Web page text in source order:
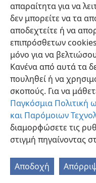
απαραίτητα για να
δεν μπορείτε να τα
αποδεχτείτε ή να
επιπρόσθετων
μόνο για να
Κανένα από αυτά τα
πουληθεί ή να
σκοπούς. Για να
Παγκόσμια Πολιτική
και Παρόμοιων
διαμορφώσετε τις
στιγμή πηγαίνοντας
Αποδοχή
Ελληνική
Copyright © 2026 Watch
Όροι Χρήσης